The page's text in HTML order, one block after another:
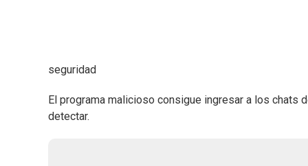
seguridad
El programa malicioso consigue ingresar a los chats
detectar.